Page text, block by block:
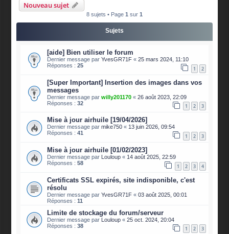
Nouveau sujet
8 sujets • Page 1 sur 1
Sujets
[aide] Bien utiliser le forum
Dernier message parYvesGR71F «25 mars 2024, 11:10
Réponses :25 1 2
[Super Important] Insertion des images dans vos
messages
Dernier message parwilly201170 «26 août 2023, 22:09
Réponses :32 1 2 3
Mise à jour airhuile [19/04/2026]
Dernier message parmike750 « 13 juin 2026, 09:54
Réponses :41 1 2 3
Mise à jour airhuile [01/02/2023]
Dernier message par Louloup « 14 août 2025, 22:59
Réponses :58 1 2 3 4
Certificats SSL expirés, site indisponible, c'est
résolu
Dernier message parYvesGR71F «03 août 2025, 00:01
Réponses :11
Limite de stockage du forum/serveur
Dernier message par Louloup «25 oct. 2024, 20:04
Réponses :38 1 2 3